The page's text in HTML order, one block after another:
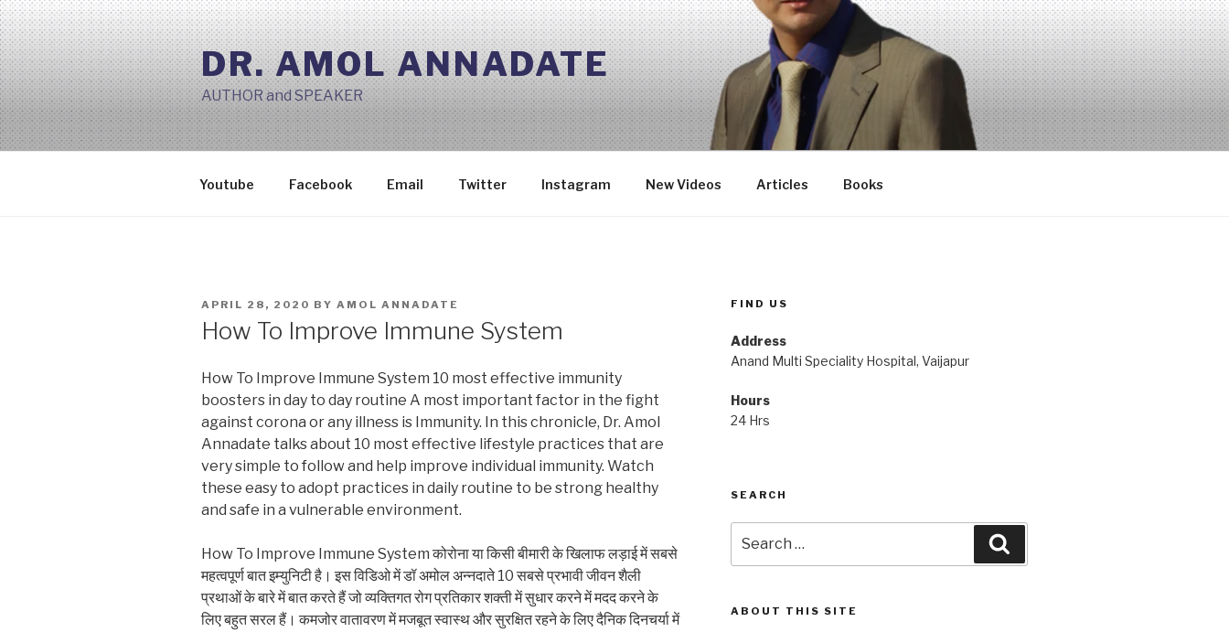
Skip
to
content
DR. AMOL ANNADATE
AUTHOR and SPEAKER
Youtube Facebook Email Twitter Instagram New Videos Articles Books
POSTED
APRIL 28, 2020 BY AMOL ANNADATE
How To Improve Immune System
How To Improve Immune System 10 most effective immunity
boosters in day to day routine A most important factor in the fight
against corona or any illness is Immunity. In this chronicle, Dr. Amol
Annadate talks about 10 most effective lifestyle practices that are
very simple to follow and help improve individual immunity. Watch
these easy to adopt practices in daily routine to be strong healthy
and safe in a vulnerable environment.
How To Improve Immune System कोरोना या किसी बीमारी के खिलाफ लड़ाई में सबसे
महत्वपूर्ण बात इम्युनिटी है। इस विडिओ में डॉ अमोल अन्नदाते 10 सबसे प्रभावी जीवन शैली
प्रथाओं के बारे में बात करते हैं जो व्यक्तिगत रोग प्रतिकार शक्ती में सुधार करने में मदद करने के
लिए बहुत सरल हैं। कमजोर वातावरण में मजबूत स्वास्थ और सुरक्षित रहने के लिए दैनिक दिनचर्या में
FIND US
Address
Anand Multi Speciality Hospital, Vaijapur
Hours
24 Hrs
SEARCH
for:
ABOUT THIS SITE